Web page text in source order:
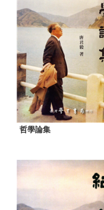
哲學論集